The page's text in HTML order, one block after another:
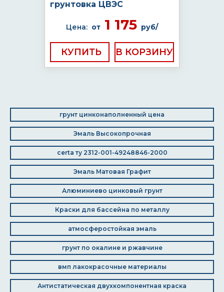
грунтовка ЦВЭС
Цена: от 1 175 руб/
КУПИТЬ
грунт цинконаполненный цена
Эмаль Высокопрочная
certa ту 2312-001-49248846-2000
Эмаль Матовая Графит
Алюминиево цинковый грунт
Краски для бассейна по металлу
атмосферостойкая эмаль
грунт по окалине и ржавчине
вмп лакокрасочные материалы
Антистатическая двухкомпонентная краска